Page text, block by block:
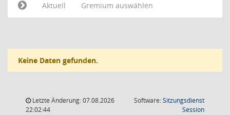
Aktuell
Gremium auswählen
Keine Daten gefunden.
Letzte Änderung: 07.08.2026
22:02:44
Software:Sitzungsdienst
Session(Wird in